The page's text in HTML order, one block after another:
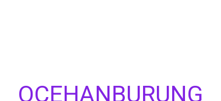
OCEHANBURUNG